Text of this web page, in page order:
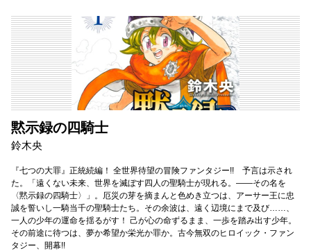
黙示録の四騎士
鈴木央
『七つの大罪』正統続編！ 全世界待望の冒険ファンタジー!! 予言は示され
た。「遠くない未来、世界を滅ぼす四人の聖騎士が現れる。――その名を
〈黙示録の四騎士〉」。厄災の芽を摘まんと色めき立つは、アーサー王に忠
誠を誓いし一騎当千の聖騎士たち。その余波は、遠く辺境にまで及び……、
一人の少年の運命を揺るがす！ 己が心の命ずるまま、一歩を踏み出す少年。
その前途に待つは、夢か希望か栄光か罪か。古今無双のヒロイック・ファン
タジー、開幕!!